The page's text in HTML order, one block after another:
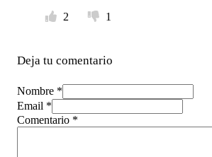
2
1
Deja tu comentario
Nombre *
Email *
Comentario *